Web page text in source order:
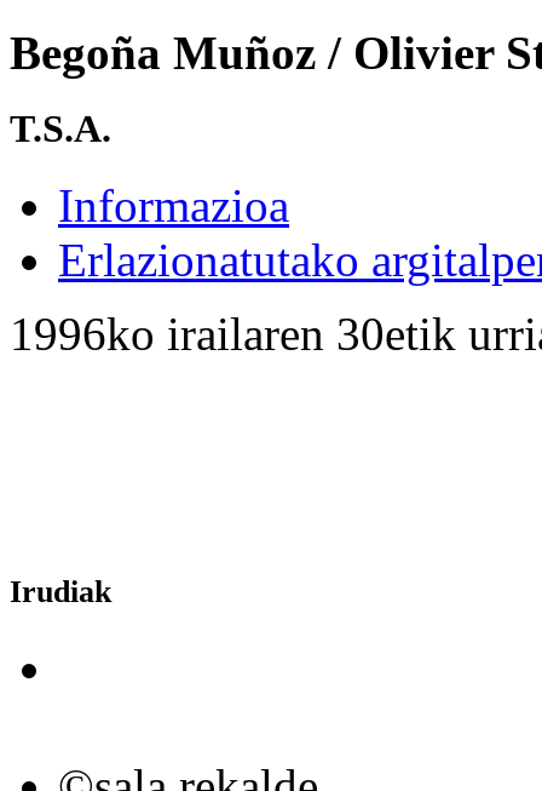
Begoña Muñoz / Olivier
T.S.A.
Informazioa
Erlazionatutako
1996ko irailaren 30etik
Irudiak